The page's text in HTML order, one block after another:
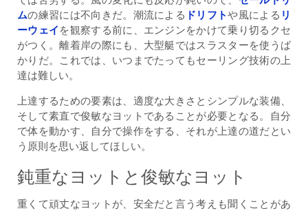
ムの練習には不向きだ。潮流による ドリフトや風による リ
ーウェイ を観察する前に、エンジンをかけて乗り切るクセ
がつく。離着岸の際にも、大型艇ではスラスターを使うば
かりだ。これでは、いつまでたってもセーリング技術の上
達は難しい。
上達するための要素は、適度な大きさとシンプルな装備、
そして素直で俊敏なヨットであることが必要となる。自分
で体を動かす、自分で操作をする、それが上達の道だとい
う原則を思い返してほしい。
鈍重なヨットと俊敏なヨット
重くて頑丈なヨットが、安全だと言う考えも聞くことがあ